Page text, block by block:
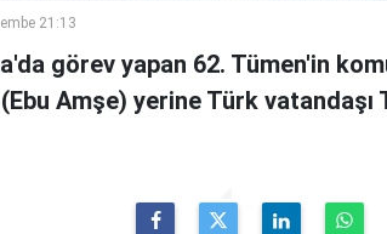
21:13
görev yapan 62. Tümen'in
Amşe) yerine Türk